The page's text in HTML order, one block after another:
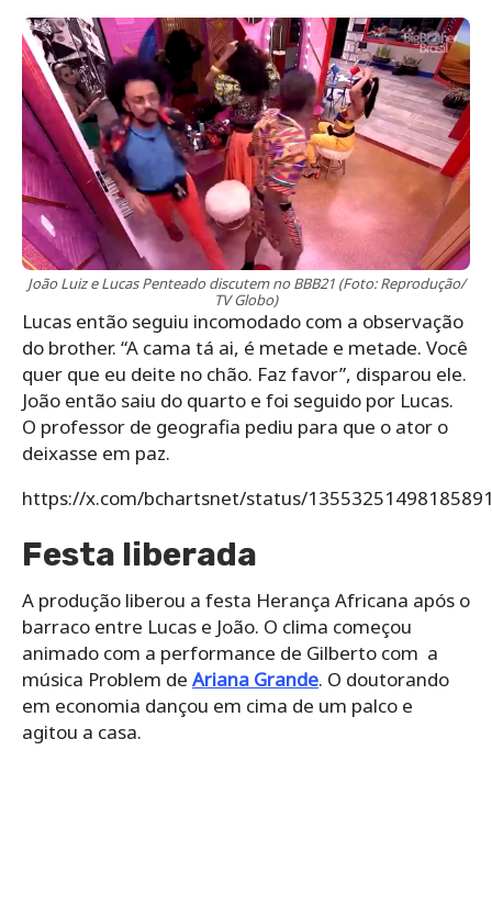
João Luiz e Lucas Penteado discutem no BBB21 (Foto: Reprodução/
TV Globo)
Lucas então seguiu incomodado com a observação
do brother. “A cama tá ai, é metade e metade. Você
quer que eu deite no chão. Faz favor”, disparou ele.
João então saiu do quarto e foi seguido por Lucas.
O professor de geografia pediu para que o ator o
deixasse em paz.
https://x.com/bchartsnet/status/
Festa liberada
A produção liberou a festa Herança Africana após o
barraco entre Lucas e João. O clima começou
animado com a performance de Gilberto com a
música Problem de Ariana Grande. O doutorando
em economia dançou em cima de um palco e
agitou a casa.